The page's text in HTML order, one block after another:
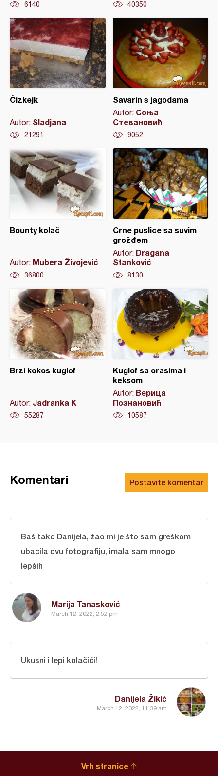
6140 40350
Čizkejk
Autor: Sladjana
21291
Savarin s jagodama
Autor: Соња
Стевановић
9052
Bounty kolač
Autor: Mubera Živojević
36800
Crne puslice sa suvim
grožđem
Autor: Dragana
Stanković
8130
Brzi kokos kuglof
Autor: Jadranka K
55287
Kuglof sa orasima i
keksom
Autor: Верица
Познановић
10587
Postavite komentar
Komentari
Marija Tanasković
March 12, 2022, 2:52 pm
Baš tako Danijela, žao mi je što sam greškom
ubacila ovu fotografiju, imala sam mnogo
lepših
Danijela Žikić
March 12, 2022, 11:39 am
Ukusni i lepi kolačići!
Vrh stranice